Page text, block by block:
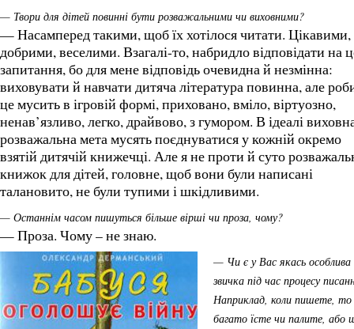
— Твори для дітей повинні бути розважальними чи виховними?
— Насамперед такими, щоб їх хотілося читати. Цікавими,
добрими, веселими. Взагалі-то, набридло відповідати на
запитання, бо для мене відповідь очевидна й незмінна:
виховувати й навчати дитяча література повинна, але
це мусить в ігровій формі, приховано, вміло, віртуозно,
ненав’язливо, легко, драйвово, з гумором. В ідеалі
розважальна мета мусять поєднуватися у кожній окремо
взятій дитячій книжечці. Але я не проти й суто
книжок для дітей, головне, щоб вони були написані
талановито, не були тупими і шкідливими.
— Останнім часом пишуться більше вірші чи проза, чому?
— Проза. Чому – не знаю.
— Чи є у Вас якась особлива
звичка під час процесу
Наприклад, коли пишете, то
багато їсте чи палите, або